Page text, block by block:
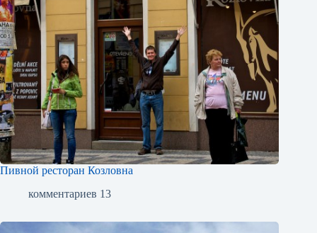
Пивной ресторан Козловна
комментариев 13